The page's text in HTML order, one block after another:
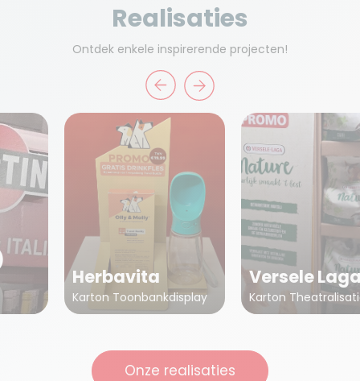
Realisaties
Ontdek enkele inspirerende projecten!
Herbavita
Karton Toonbankdisplay
Versele
Karton
Onze realisaties